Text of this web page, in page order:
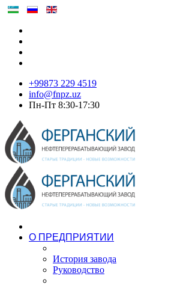
+99873 229 4519
info@fnpz.uz
Пн-Пт 8:30-17:30
О ПРЕДПРИЯТИИ
История завода
Руководство